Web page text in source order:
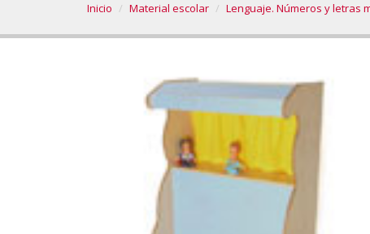
Inicio Material escolar Lenguaje. Números y letras